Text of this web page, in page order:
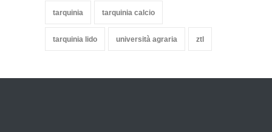
tarquinia tarquinia calcio
tarquinia lido università agraria ztl